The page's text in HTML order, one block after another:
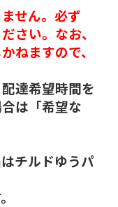
せん。必ず
さい。なお、
ねますので、
達希望時間を
は「希望な
チルドゆうパ